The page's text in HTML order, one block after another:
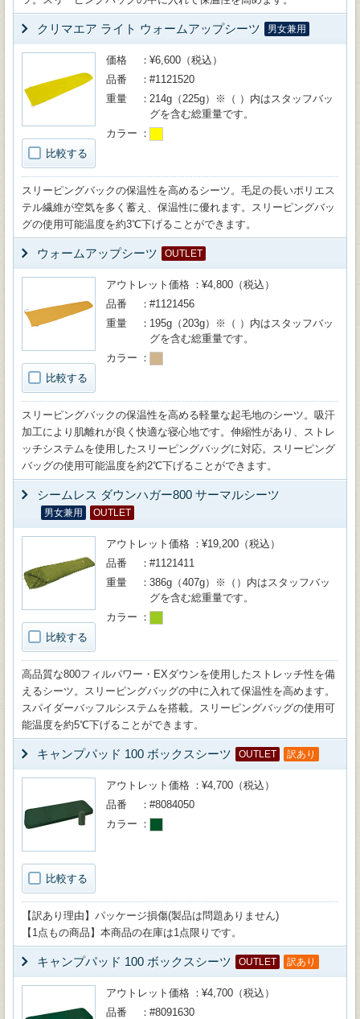
クリマエア ライト ウォームアップシーツ 男女兼用
比較する
価格
¥6,600（税込）
品番
#1121520
重量
214g（225g）※（ ）内はスタッフバッ
グを含む総重量です。
カラー
スリーピングバックの保温性を高めるシーツ。毛足の長いポリエス
テル繊維が空気を多く蓄え、保温性に優れます。スリーピングバッ
グの使用可能温度を約3℃下げることができます。
ウォームアップシーツ OUTLET
比較する
アウトレット価格
¥4,800（税込）
品番
#1121456
重量
195g（203g）※（ ）内はスタッフバッ
グを含む総重量です。
カラー
スリーピングバックの保温性を高める軽量な起毛地のシーツ。吸汗
加工により肌離れが良く快適な寝心地です。伸縮性があり、ストレ
ッチシステムを使用したスリーピングバッグに対応。スリーピング
バッグの使用可能温度を約2℃下げることができます。
シームレス ダウンハガー800 サーマルシーツ
男女兼用 OUTLET
比較する
アウトレット価格
¥19,200（税込）
品番
#1121411
重量
386g（407g）※（）内はスタッフバッ
グを含む総重量です。
カラー
高品質な800フィルパワー・EXダウンを使用したストレッチ性を備
えるシーツ。スリーピングバッグの中に入れて保温性を高めます。
スパイダーバッフルシステムを搭載。スリーピングバッグの使用可
能温度を約5℃下げることができます。
キャンプパッド 100 ボックスシーツ OUTLET 訳あり
比較する
アウトレット価格
¥4,700（税込）
品番
#8084050
カラー
【訳あり理由】パッケージ損傷(製品は問題ありません)
【1点もの商品】本商品の在庫は1点限りです。
キャンプパッド 100 ボックスシーツ OUTLET 訳あり
アウトレット価格
¥4,700（税込）
品番
#8091630